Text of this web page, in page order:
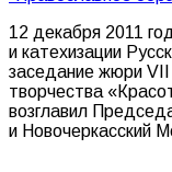
12 декабря 2011
и катехизации
заседание жюри VII
творчества
возглавил
и Новочеркасский